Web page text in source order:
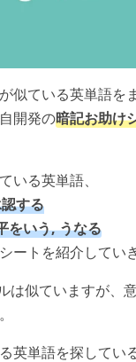
似ている英単語を
開発の暗記お助け
いる英単語、
する
をいう, うなる
ートを紹介してい
似ていますが、
英単語を探してい